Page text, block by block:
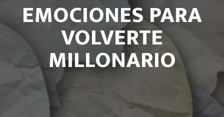
EMOCIONES PARA
VOLVERTE
MILLONARIO